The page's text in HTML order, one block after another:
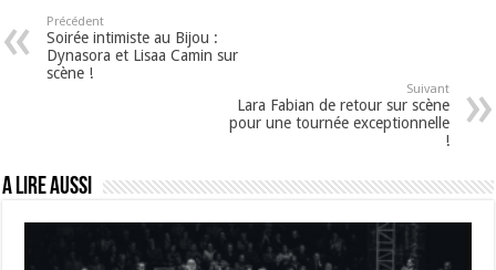
Précédent
Soirée intimiste au Bijou :
Dynasora et Lisaa Camin sur
scène !
Suivant
Lara Fabian de retour sur scène
pour une tournée exceptionnelle
!
A lire aussi